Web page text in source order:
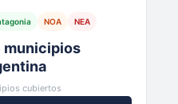
NOA NEA
cubiertos